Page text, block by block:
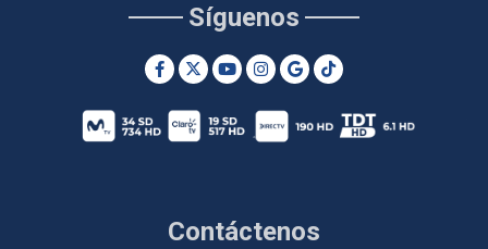
Contáctenos
Síguenos